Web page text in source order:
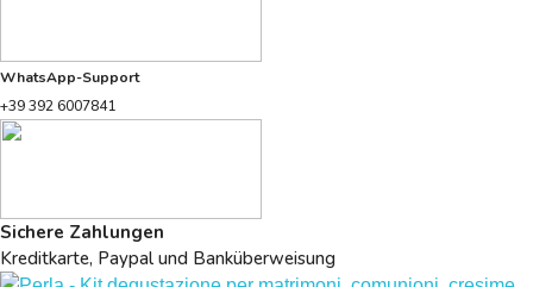
WhatsApp-Support
+39 392 6007841
Sichere Zahlungen
Kreditkarte, Paypal und Banküberweisung